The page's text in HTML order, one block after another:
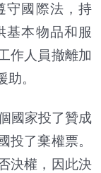
守國際法，持
基本物品和服
作人員撤離加
。
國家投了贊成
投了棄權票。
決權，因此決